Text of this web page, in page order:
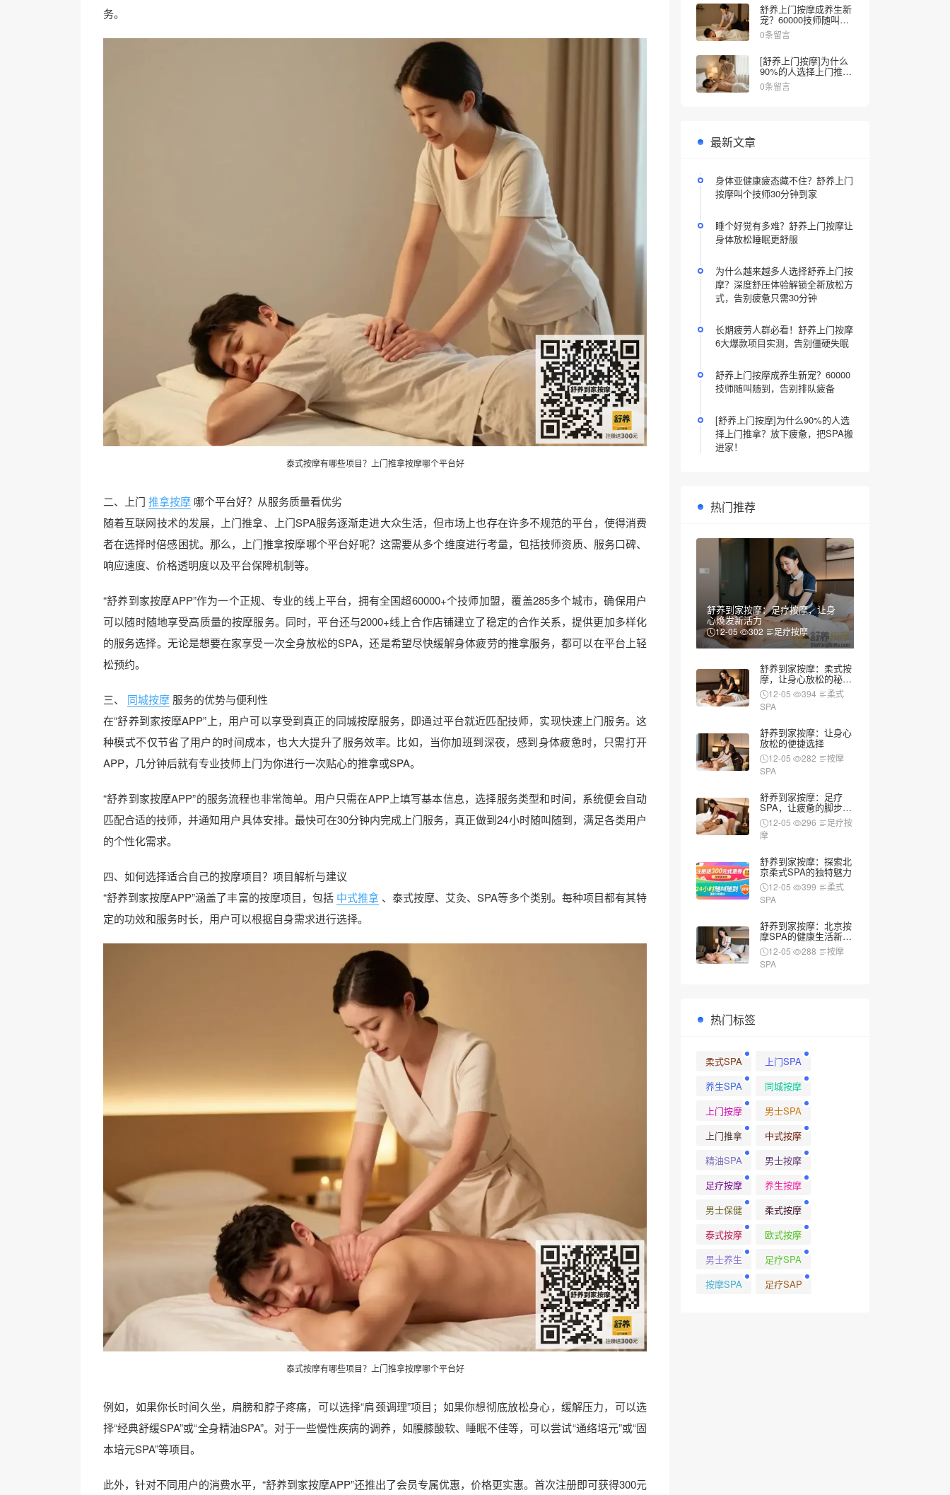
务。
泰式按摩有哪些项目？ 上门推拿按摩哪个平台好
二、上门 推拿按摩 哪个平台好？从服务质量看优劣
随着互联网技术的发展，上门推拿、上门SPA服务逐渐走进大众生活，但市场上也存在许多不规范的平台，使得消费
者在选择时倍感困扰。那么，上门推拿按摩哪个平台好呢？这需要从多个维度进行考量，包括技师资质、服务口碑、
响应速度、价格透明度以及平台保障机制等。
“舒养到家按摩APP”作为一个正规、专业的线上平台，拥有全国超60000+个技师加盟，覆盖285多个城市，确保用户
可以随时随地享受高质量的按摩服务。同时，平台还与2000+线上合作店铺建立了稳定的合作关系，提供更加多样化
的服务选择。无论是想要在家享受一次全身放松的SPA，还是希望尽快缓解身体疲劳的推拿服务，都可以在平台上轻
松预约。
三、 同城按摩 服务的优势与便利性
在“舒养到家按摩APP”上，用户可以享受到真正的同城按摩服务，即通过平台就近匹配技师，实现快速上门服务。这
种模式不仅节省了用户的时间成本，也大大提升了服务效率。比如，当你加班到深夜，感到身体疲惫时，只需打开
APP，几分钟后就有专业技师上门为你进行一次贴心的推拿或SPA。
“舒养到家按摩APP”的服务流程也非常简单。用户只需在APP上填写基本信息，选择服务类型和时间，系统便会自动
匹配合适的技师，并通知用户具体安排。最快可在30分钟内完成上门服务，真正做到24小时随叫随到，满足各类用户
的个性化需求。
四、如何选择适合自己的按摩项目？项目解析与建议
“舒养到家按摩APP”涵盖了丰富的按摩项目，包括 中式推拿 、泰式按摩、艾灸、SPA等多个类别。每种项目都有其特
定的功效和服务时长，用户可以根据自身需求进行选择。
泰式按摩有哪些项目？上门推拿按摩哪个平台好
例如，如果你长时间久坐，肩膀和脖子疼痛，可以选择“肩颈调理”项目；如果你想彻底放松身心，缓解压力，可以选
择“经典舒缓SPA”或“全身精油SPA”。对于一些慢性疾病的调养，如腰膝酸软、睡眠不佳等，可以尝试“通络培元”或“固
本培元SPA”等项目。
此外，针对不同用户的消费水平，“舒养到家按摩APP”还推出了会员专属优惠，价格更实惠。首次注册即可获得300元
舒养上门按摩成养生新
宠？60000技师随叫随
到，告别排队疲备
0条留言
[舒养上门按摩]为什么
90%的人选择上门推
拿？放下疲惫，把SPA
搬进家！
0条留言
最新文章
身体亚健康疲态藏不住？舒养上门
按摩叫个技师30分钟到家
睡个好觉有多难？舒养上门按摩让
身体放松睡眠更舒服
为什么越来越多人选择舒养上门按
摩？深度舒压体验解锁全新放松方
式，告别疲惫只需30分钟
长期疲劳人群必看！舒养上门按摩
6大爆款项目实测，告别僵硬失眠
舒养上门按摩成养生新宠？60000
技师随叫随到，告别排队疲备
[舒养上门按摩]为什么90%的人选
择上门推拿？放下疲惫，把SPA搬
进家！
热门推荐
舒养到家按摩：足疗按摩，让身
心焕发新活力
12-05 302 足疗按摩
舒养到家按摩：柔式按
摩，让身心放松的秘密
武器12-05 394
柔式
SPA
舒养到家按摩：让身心
放松的便捷选择
12-05 282
按摩
SPA
舒养到家按摩：足疗
SPA，让疲惫的脚步重
新焕发活力
12-05 296
足疗按
摩
舒养到家按摩：探索北
京柔式SPA的独特魅力
12-05 399
柔式
SPA
舒养到家按摩：北京按
摩SPA的健康生活新风
尚12-05 288
按摩
SPA
热门标签
柔式SPA
上门SPA
养生SPA
同城按摩
上门按摩
男士SPA
上门推拿
中式按摩
精油SPA
男士按摩
足疗按摩
养生按摩
男士保健
柔式按摩
泰式按摩
欧式按摩
男士养生
足疗SPA
按摩SPA
足疗SAP